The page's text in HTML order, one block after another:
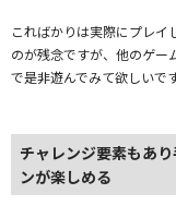
こればかりは実際にプレ
のが残念ですが、他のゲー
で是非遊んでみて欲しいで
チャレンジ要素もあ
ンが楽しめる